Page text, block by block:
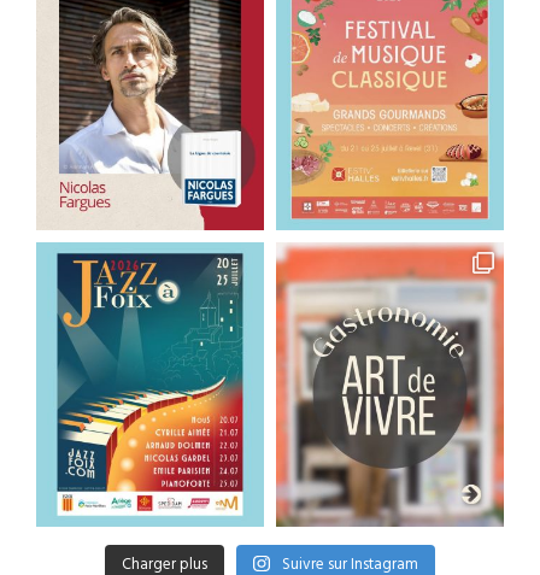
Charger plus Suivre sur Instagram